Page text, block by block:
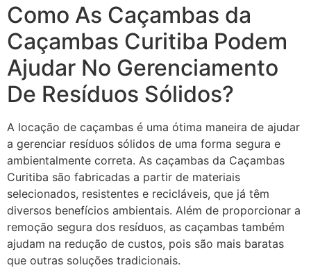
Como As Caçambas da
Caçambas Curitiba Podem
Ajudar No Gerenciamento
De Resíduos Sólidos?
A locação de caçambas é uma ótima maneira de ajudar
a gerenciar resíduos sólidos de uma forma segura e
ambientalmente correta. As caçambas da Caçambas
Curitiba são fabricadas a partir de materiais
selecionados, resistentes e recicláveis, que já têm
diversos benefícios ambientais. Além de proporcionar a
remoção segura dos resíduos, as caçambas também
ajudam na redução de custos, pois são mais baratas
que outras soluções tradicionais.